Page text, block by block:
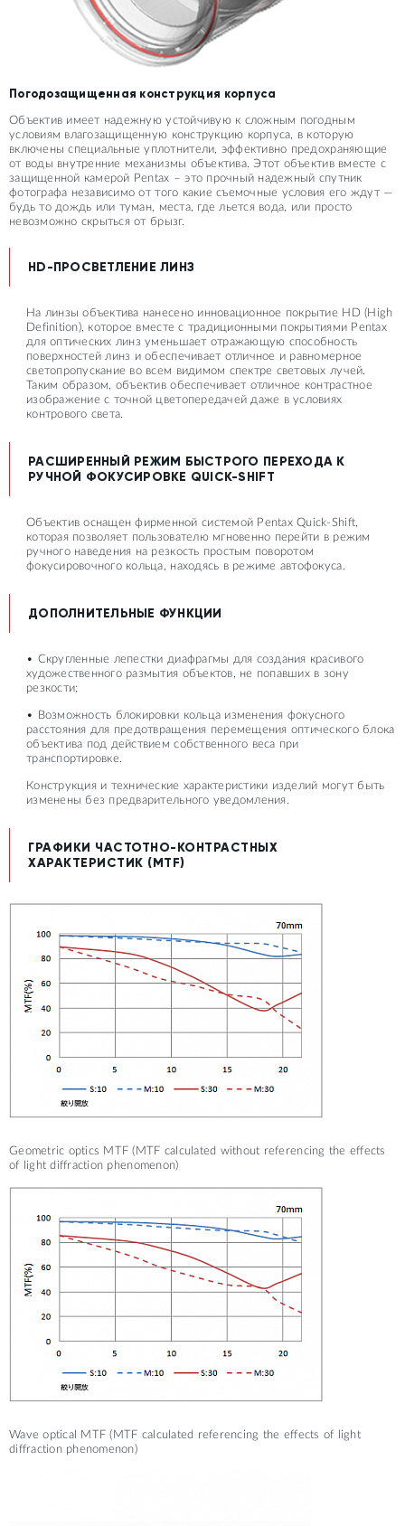
Погодозащищенная конструкция корпуса
Объектив имеет надежную устойчивую к сложным погодным
условиям влагозащищенную конструкцию корпуса, в которую
включены специальные уплотнители, эффективно предохраняющие
от воды внутренние механизмы объектива. Этот объектив вместе с
защищенной камерой Pentax – это прочный надежный спутник
фотографа независимо от того какие съемочные условия его ждут —
будь то дождь или туман, места, где льется вода, или просто
невозможно скрыться от брызг.
HD-ПРОСВЕТЛЕНИЕ ЛИНЗ
На линзы объектива нанесено инновационное покрытие HD (High
Definition), которое вместе с традиционными покрытиями Pentax
для оптических линз уменьшает отражающую способность
поверхностей линз и обеспечивает отличное и равномерное
светопропускание во всем видимом спектре световых лучей.
Таким образом, объектив обеспечивает отличное контрастное
изображение с точной цветопередачей даже в условиях
контрового света.
РАСШИРЕННЫЙ РЕЖИМ БЫСТРОГО ПЕРЕХОДА К
РУЧНОЙ ФОКУСИРОВКЕ QUICK-SHIFT
Объектив оснащен фирменной системой Pentax Quick-Shift,
которая позволяет пользователю мгновенно перейти в режим
ручного наведения на резкость простым поворотом
фокусировочного кольца, находясь в режиме автофокуса.
ДОПОЛНИТЕЛЬНЫЕ ФУНКЦИИ
• Скругленные лепестки диафрагмы для создания красивого
художественного размытия объектов, не попавших в зону
резкости;
• Возможность блокировки кольца изменения фокусного
расстояния для предотвращения перемещения оптического блока
объектива под действием собственного веса при
транспортировке.
Конструкция и технические характеристики изделий могут быть
изменены без предварительного уведомления.
ГРАФИКИ ЧАСТОТНО-КОНТРАСТНЫХ
ХАРАКТЕРИСТИК (MTF)
Geometric optics MTF (MTF calculated without referencing the effects
of light diffraction phenomenon)
Wave optical MTF (MTF calculated referencing the effects of light
diffraction phenomenon)